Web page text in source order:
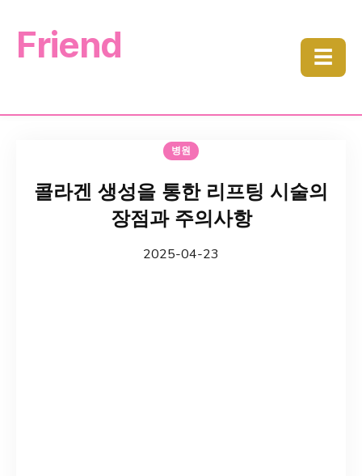
Friend ☰
병원
콜라겐 생성을 통한 리프팅 시술의
장점과 주의사항
2025-04-23